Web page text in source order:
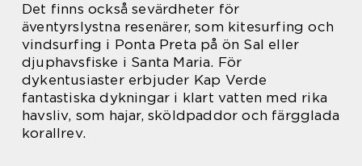
Det finns också sevärdheter för
äventyrslystna resenärer, som kitesurfing och
vindsurfing i Ponta Preta på ön Sal eller
djuphavsfiske i Santa Maria. För
dykentusiaster erbjuder Kap Verde
fantastiska dykningar i klart vatten med rika
havsliv, som hajar, sköldpaddor och färgglada
korallrev.